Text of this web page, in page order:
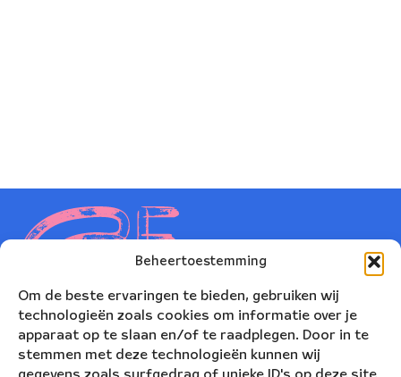
Beheertoestemming
Om de beste ervaringen te bieden, gebruiken wij
technologieën zoals cookies om informatie over je
apparaat op te slaan en/of te raadplegen. Door in te
stemmen met deze technologieën kunnen wij